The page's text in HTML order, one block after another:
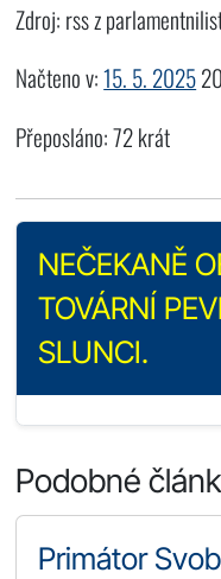
Zdroj: rss z
Načteno v:15. 5. 2025
Přeposláno: 72 krát
NEČEKANĚ
TOVÁRNÍ
SLUNCI.
Podobné
Primátor